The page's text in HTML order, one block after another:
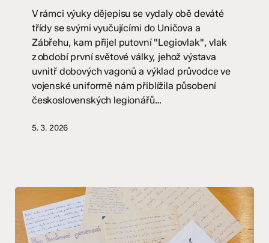
ročník
V rámci výuky dějepisu se vydaly obě deváté
třídy se svými vyučujícími do Uničova a
Zábřehu, kam přijel putovní "Legiovlak", vlak
z období první světové války, jehož výstava
uvnitř dobových vagonů a výklad průvodce ve
vojenské uniformě nám přiblížila působení
československých legionářů…
5. 3. 2026